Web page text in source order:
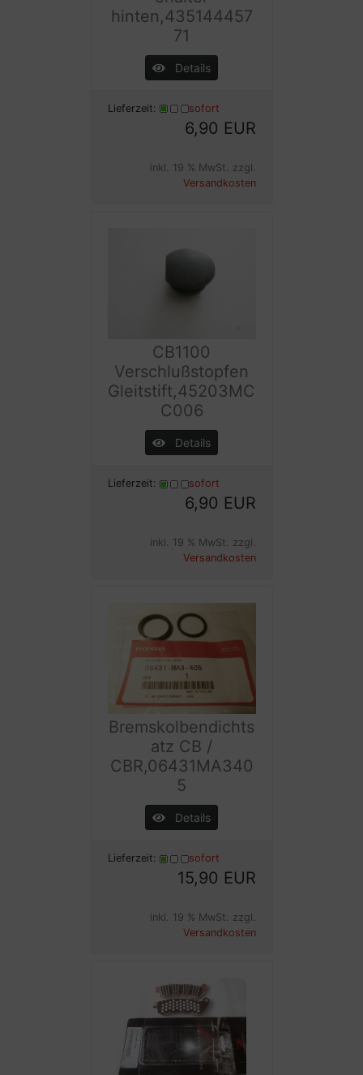
hinten,435144457
71
Details
Lieferzeit: sofort
6,90 EUR
inkl. 19 % MwSt. zzgl.
Versandkosten
CB1100
Verschlußstopfen
Gleitstift,45203MC
C006
Details
Lieferzeit: sofort
6,90 EUR
inkl. 19 % MwSt. zzgl.
Versandkosten
Bremskolbendichts
atz CB /
CBR,06431MA340
5
Details
Lieferzeit: sofort
15,90 EUR
inkl. 19 % MwSt. zzgl.
Versandkosten